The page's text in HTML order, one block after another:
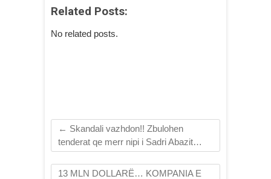
Related Posts:
No related posts.
← Skandali vazhdon!! Zbulohen
tenderat qe merr nipi i Sadri Abazit…
13 MLN DOLLARË… KOMPANIA E